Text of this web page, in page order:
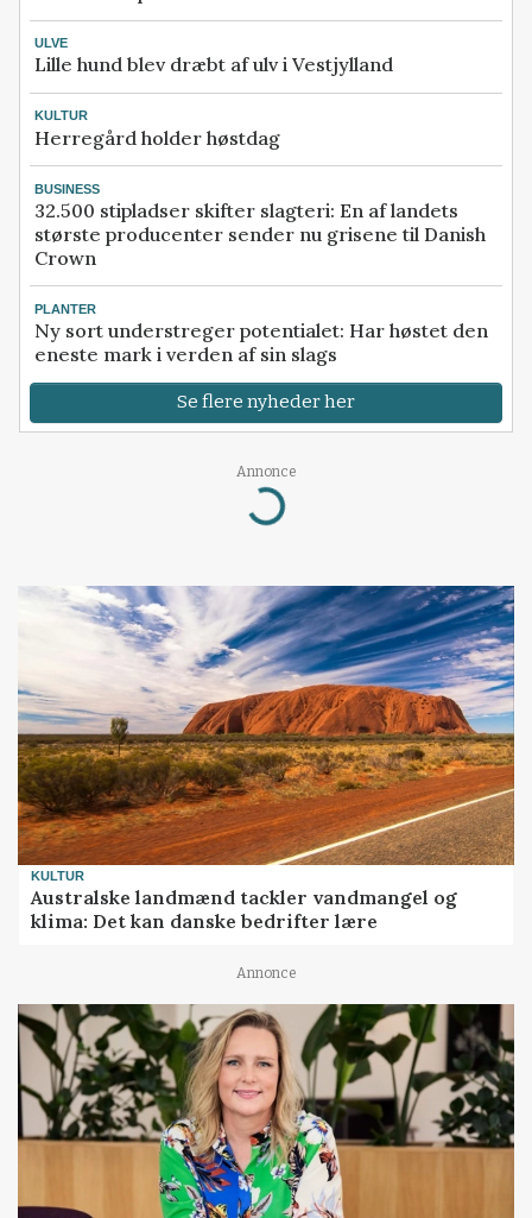
ULVE
Lille hund blev dræbt af ulv i Vestjylland
KULTUR
Herregård holder høstdag
BUSINESS
32.500 stipladser skifter slagteri: En af landets
største producenter sender nu grisene til Danish
Crown
PLANTER
Ny sort understreger potentialet: Har høstet den
eneste mark i verden af sin slags
Se flere nyheder her
Annonce
Loading...
KULTUR
Australske landmænd tackler vandmangel og
klima: Det kan danske bedrifter lære
Annonce